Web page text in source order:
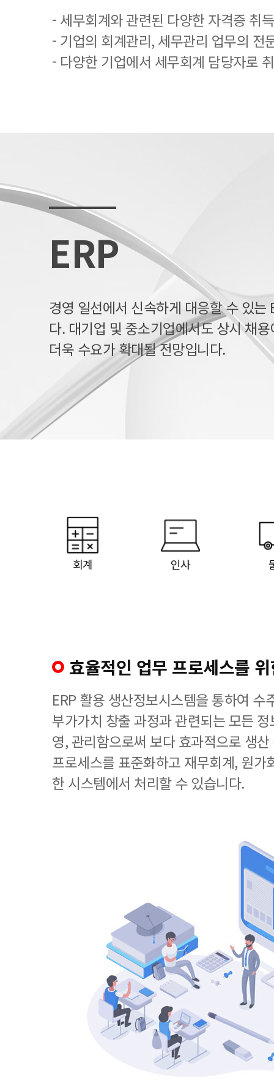
- 세무회계와 관련된 다양한 자격증 취
- 기업의 회계관리, 세무관리 업무의 전
- 다양한 기업에서 세무회계 담당자로
ERP
경영 일선에서 신속하게 대응할 수 있는
다. 대기업 및 중소기업에서도 상시 채
더욱 수요가 확대될 전망입니다.
회계 인사
효율적인 업무 프로세스를
ERP 활용 생산정보시스템을 통하여 수
부가가치 창출 과정과 관련되는 모든
영, 관리함으로써 보다 효과적으로 생
프로세스를 표준화하고 재무회계, 원가
한 시스템에서 처리할 수 있습니다.